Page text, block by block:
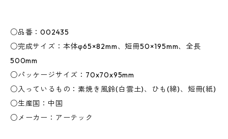
○品番：002435
○完成サイズ：本体φ65×82mm、短冊50×195mm、全長
500mm
○パッケージサイズ：70x70x95mm
○入っているもの：素焼き風鈴(白雲土)、ひも(綿)、短冊(紙)
○生産国：中国
○メーカー：アーテック